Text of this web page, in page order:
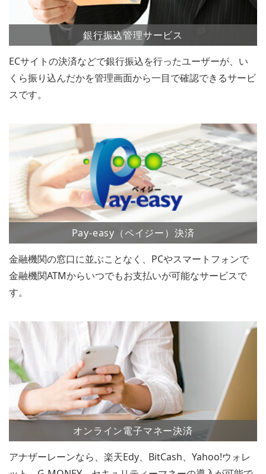
銀行振込管理サービス
ECサイトの決済などで銀行振込を行ったユーザーが、い
くら振り込んだかを管理画面から一目で確認できるサービ
スです。
Pay-easy（ペイジー）決済
金融機関の窓口に並ぶことなく、PCやスマートフォンで
金融機関ATMからいつでもお支払いが可能なサービスで
す。
オンライン電子マネー決済
アナザーレーンなら、楽天Edy、BitCash、Yahoo!ウォレ